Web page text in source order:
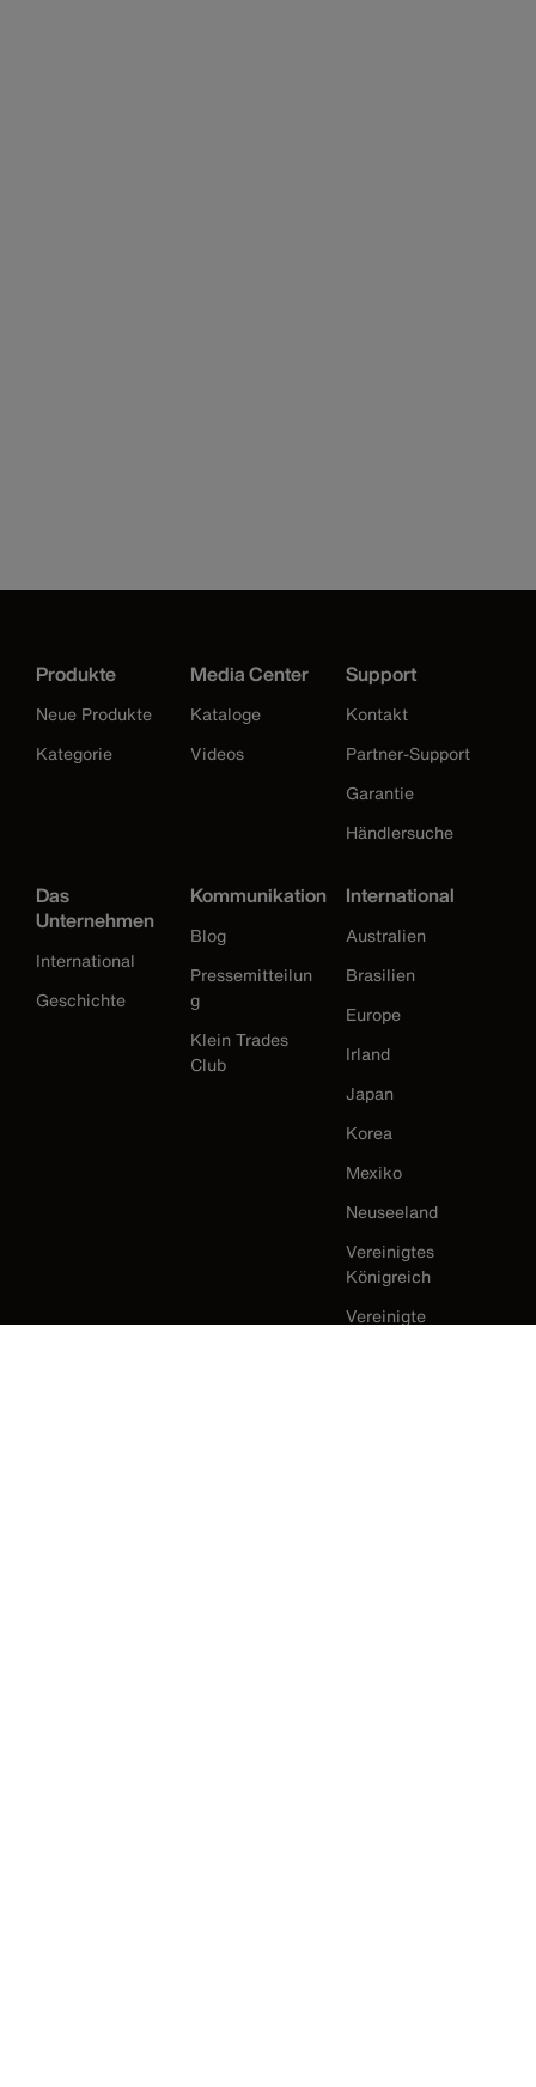
Produkte
Neue Produkte
Kategorie
Media Center
Kataloge
Videos
Support
Kontakt
Partner-Support
Garantie
Händlersuche
Das
Unternehmen
International
Geschichte
Kommunikation
Blog
Pressemitteilun
g
Klein Trades
Club
International
Australien
Brasilien
Europe
Irland
Japan
Korea
Mexiko
Neuseeland
Vereinigtes
Königreich
Vereinigte